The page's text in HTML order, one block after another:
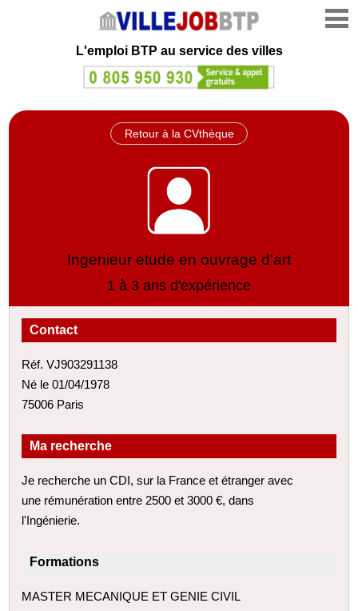
L'emploi BTP au service des villes
Retour à la CVthèque
Ingenieur etude en ouvrage d'art
1 à 3 ans d'expérience
Contact
Réf. VJ903291138
Né le 01/04/1978
75006 Paris
Ma recherche
Je recherche un CDI, sur la France et étranger avec
une rémunération entre 2500 et 3000 €, dans
l'Ingénierie.
Formations
MASTER MECANIQUE ET GENIE CIVIL